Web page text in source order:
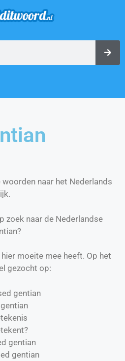
naar het Nederlands
zoek naar de Nederlandse
moeite mee heeft. Op het
gezocht op:
gentian
gentian
gentian